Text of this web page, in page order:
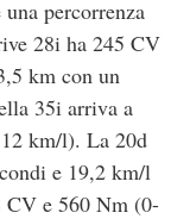
percorrenza
28i ha 245 CV
km con un
35i arriva a
km/l). La 20d
e 19,2 km/l
CV e 560 Nm (0-